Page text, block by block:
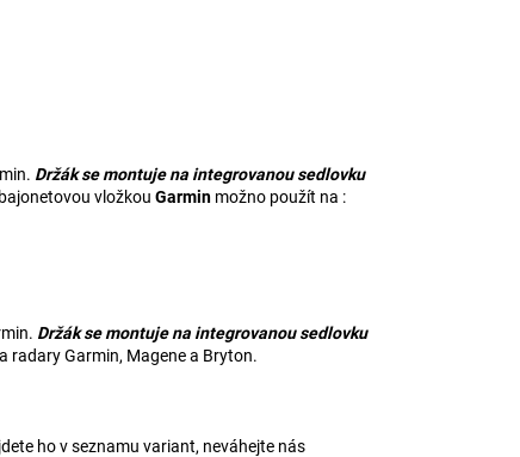
Držák se montuje na integrovanou sedlovku
vložkou Garmin možno použít na :
Držák se montuje na integrovanou sedlovku
radary Garmin, Magene a Bryton.
ho v seznamu variant, neváhejte nás